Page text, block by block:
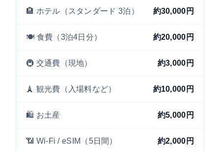
🏨 ホテル（スタンダード 3泊） 約30,000円
🍽️ 食費（3泊4日分） 約20,000円
🚇 交通費（現地） 約3,000円
🗼 観光費（入場料など） 約10,000円
🛍️ お土産 約5,000円
📶 Wi-Fi / eSIM（5日間） 約2,000円